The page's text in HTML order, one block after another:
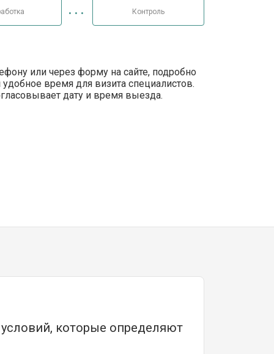
Контроль
или через форму на сайте, подробно
время для визита специалистов.
дату и время выезда.
которые определяют